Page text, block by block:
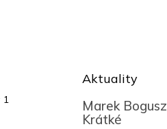
1
Aktuality
Marek
Krátké